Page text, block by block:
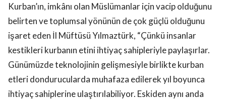
Kurban’ın, imkânı olan Müslümanlar için vacip olduğunu
belirten ve toplumsal yönünün de çok güçlü olduğunu
işaret eden İl Müftüsü Yılmaztürk, “Çünkü insanlar
kestikleri kurbanın etini ihtiyaç sahipleriyle paylaşırlar.
Günümüzde teknolojinin gelişmesiyle birlikte kurban
etleri dondurucularda muhafaza edilerek yıl boyunca
ihtiyaç sahiplerine ulaştırılabiliyor. Eskiden aynı anda